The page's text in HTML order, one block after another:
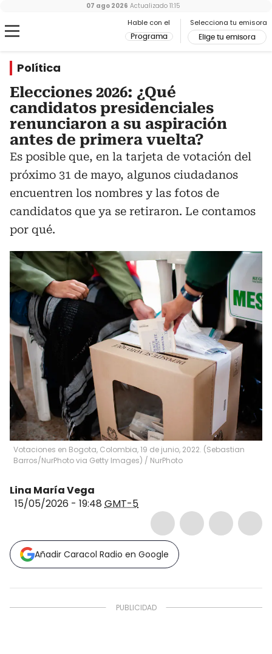
Hable con el
Programa
Selecciona tu emisora
Elige tu emisora
07 ago 2026 Actualizado 11:15
Política
Elecciones 2026: ¿Qué
candidatos presidenciales
renunciaron a su aspiración
antes de primera vuelta?
Es posible que, en la tarjeta de votación del
próximo 31 de mayo, algunos ciudadanos
encuentren los nombres y las fotos de
candidatos que ya se retiraron. Le contamos
por qué.
Votaciones en Bogota, Colombia, 19 de junio, 2022. (Sebastian
Barros/NurPhoto via Getty Images) / NurPhoto
Lina María Vega
15/05/2026 - 19:48 GMT-5
Añadir Caracol Radio en Google